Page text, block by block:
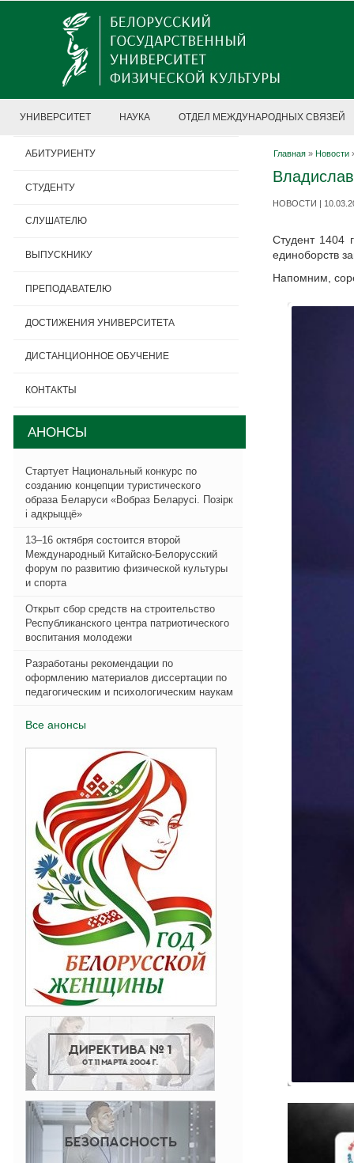
УНИВЕРСИТЕТ НАУКА ОТДЕЛ МЕЖДУНАРОДНЫХ СВЯЗЕЙ
Главная » Новости
НОВОСТИ |
Студент 1404
единоборств
Напомним,
АБИТУРИЕНТУ
СТУДЕНТУ
СЛУШАТЕЛЮ
ВЫПУСКНИКУ
ПРЕПОДАВАТЕЛЮ
ДОСТИЖЕНИЯ УНИВЕРСИТЕТА
ДИСТАНЦИОННОЕ ОБУЧЕНИЕ
КОНТАКТЫ
АНОНСЫ
Стартует Национальный конкурс по
созданию концепции туристического
образа Беларуси «Вобраз Беларусi. Позiрк
i адкрыццё»
13–16 октября состоится второй
Международный Китайско-Белорусский
форум по развитию физической культуры
и спорта
Открыт сбор средств на строительство
Республиканского центра патриотического
воспитания молодежи
Разработаны рекомендации по
оформлению материалов диссертации по
педагогическим и психологическим наукам
Все анонсы